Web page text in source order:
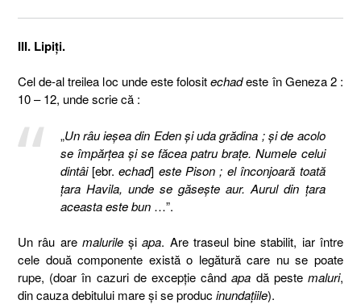
III. Lipiţi.
Cel de-al treilea loc unde este folositechadeste în Geneza 2 :
10 – 12, unde scrie că :
„Un râu ieşea din Eden şi uda grădina ; şi de acolo
se împărţea şi se făcea patru braţe. Numele celui
dintâi[ebr.echad] este Pison ; el înconjoară toată
ţara Havila, unde se găseşte aur. Aurul din ţara
aceasta este bun…”.
Un râu are malurileşiapa. Are traseul bine stabilit, iar între
cele două componente există o legătură care nu se poate
rupe, (doar în cazuri de excepţie cândapa dă pestemaluri,
din cauza debitului mare şi se produc inundaţiile).